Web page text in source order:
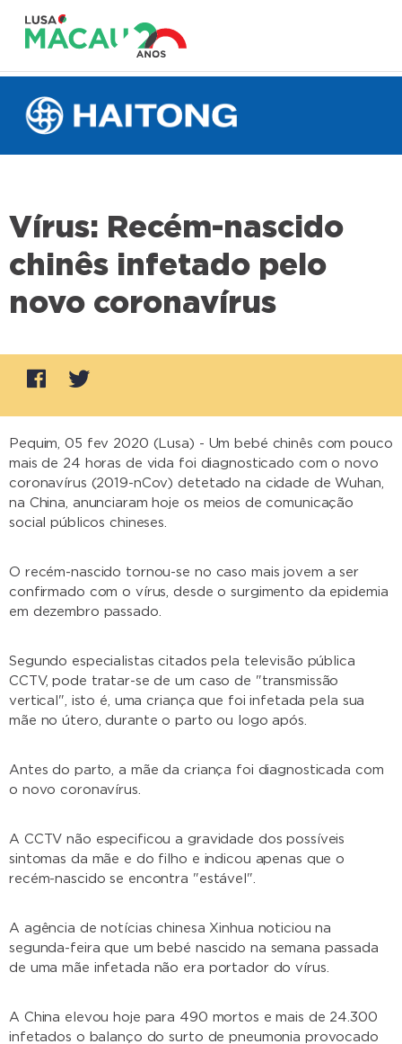
Vírus: Recém-nascido
chinês infetado pelo
novo coronavírus
Pequim, 05 fev 2020 (Lusa) - Um bebé chinês com pouco
mais de 24 horas de vida foi diagnosticado com o novo
coronavírus (2019-nCov) detetado na cidade de Wuhan,
na China, anunciaram hoje os meios de comunicação
social públicos chineses.
O recém-nascido tornou-se no caso mais jovem a ser
confirmado com o vírus, desde o surgimento da epidemia
em dezembro passado.
Segundo especialistas citados pela televisão pública
CCTV, pode tratar-se de um caso de "transmissão
vertical", isto é, uma criança que foi infetada pela sua
mãe no útero, durante o parto ou logo após.
Antes do parto, a mãe da criança foi diagnosticada com
o novo coronavírus.
A CCTV não especificou a gravidade dos possíveis
sintomas da mãe e do filho e indicou apenas que o
recém-nascido se encontra "estável".
A agência de notícias chinesa Xinhua noticiou na
segunda-feira que um bebé nascido na semana passada
de uma mãe infetada não era portador do vírus.
A China elevou hoje para 490 mortos e mais de 24.300
infetados o balanço do surto de pneumonia provocado